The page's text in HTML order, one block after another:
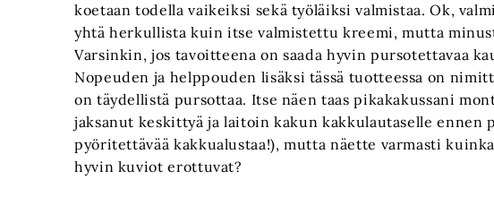
koetaan todella vaikeiksi sekä työläiksi valmistaa. Ok,
yhtä herkullista kuin itse valmistettu kreemi, mutta
Varsinkin, jos tavoitteena on saada hyvin pursotettavaa
Nopeuden ja helppouden lisäksi tässä tuotteessa on
on täydellistä pursottaa. Itse näen taas pikakakussani
jaksanut keskittyä ja laitoin kakun kakkulautaselle ennen
pyöritettävää kakkualustaa!), mutta näette varmasti
hyvin kuviot erottuvat?